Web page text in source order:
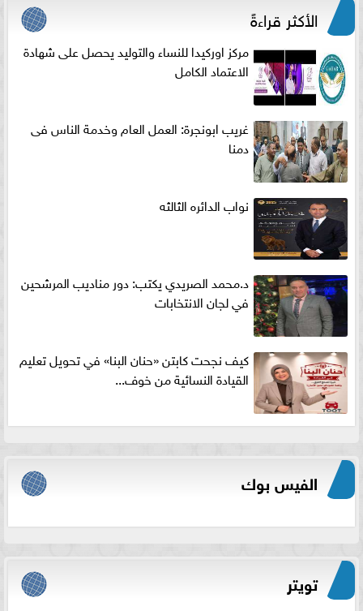
الأكثر قراءةً
مركز اوركيدا للنساء والتوليد يحصل على شهادة
الاعتماد الكامل
غريب ابونجرة: العمل العام وخدمة الناس فى
دمنا
نواب الدائره الثالثه
د.محمد الصريدي يكتب: دور مناديب المرشحين
في لجان الانتخابات
كيف نجحت كابتن «حنان البنا» في تحويل تعليم
القيادة النسائية من خوف...
الفيس بوك
تويتر